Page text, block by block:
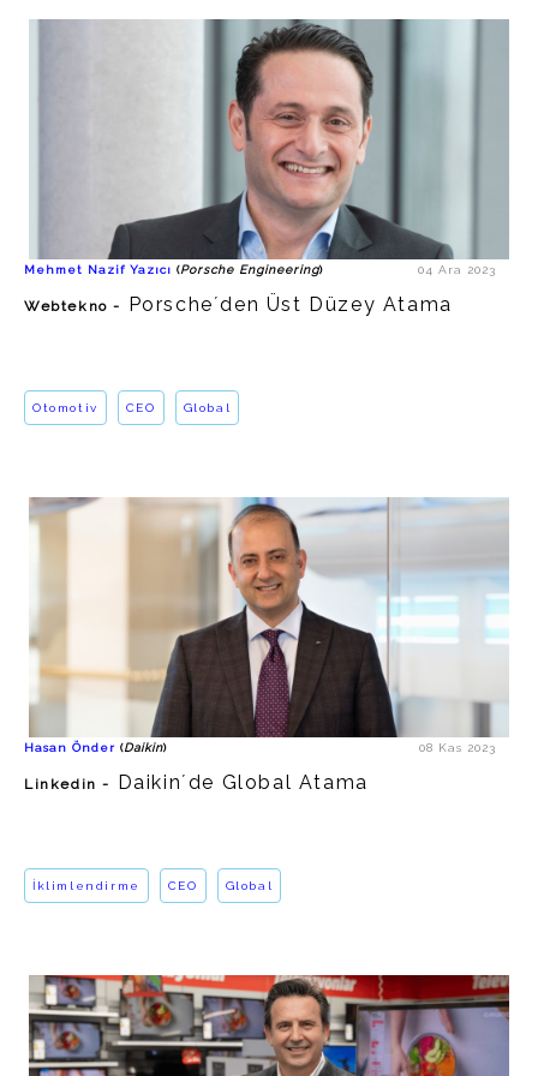
Mehmet Nazif Yazıcı (Porsche Engineering) 04 Ara 2023
Webtekno - Porsche´den Üst Düzey Atama
Otomotiv CEO Global
Mehmet Nazif Yazıcı
Porsche Engineering Kuzey
Amerika CEO´su
https://www.linkedin.com/in/nazif-
mehmet-yazici-06679559/
Porsche Engineering
Otomotiv
http://www.porsche.com.tr
Hasan Önder (Daikin) 08 Kas 2023
Linkedin - Daikin´de Global Atama
İklimlendirme CEO Global
Daikin Türkiye, Orta Doğu ve
Afrika Bölgesi Başkanı
https://www.linkedin.com/in/hasan-
%C3%B6nder-9283391b1/
İklimlendirme
https://www.daikin.com.tr/
Hulusi Acar
MediaMarkt Türkiye CEO´su
MediaMarkt tarafından paylaşılan